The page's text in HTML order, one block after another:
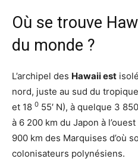
Où se trouve
du monde ?
L’archipel des Hawaii est
nord, juste au sud du
et 18 0 55′ N), à quelque 3
à 6 200 km du Japon à
900 km des Marquises d’où
colonisateurs polynésiens.